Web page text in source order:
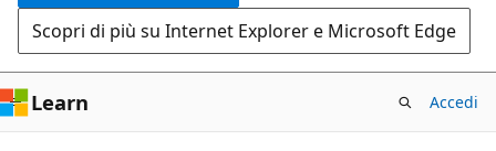
Scopri di più su Internet Explorer e Microsoft Edge
Learn Accedi